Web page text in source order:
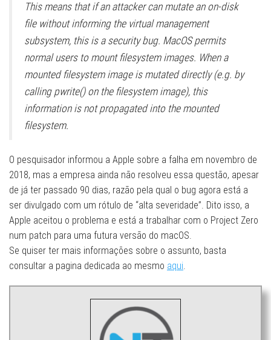
This means that if an attacker can mutate an on-disk
file without informing the virtual management
subsystem, this is a security bug. MacOS permits
normal users to mount filesystem images. When a
mounted filesystem image is mutated directly (e.g. by
calling pwrite() on the filesystem image), this
information is not propagated into the mounted
filesystem.
O pesquisador informou a Apple sobre a falha em novembro de
2018, mas a empresa ainda não resolveu essa questão, apesar
de já ter passado 90 dias, razão pela qual o bug agora está a
ser divulgado com um rótulo de “alta severidade”. Dito isso, a
Apple aceitou o problema e está a trabalhar com o Project Zero
num patch para uma futura versão do macOS.
Se quiser ter mais informações sobre o assunto, basta
consultar a pagina dedicada ao mesmo aqui.